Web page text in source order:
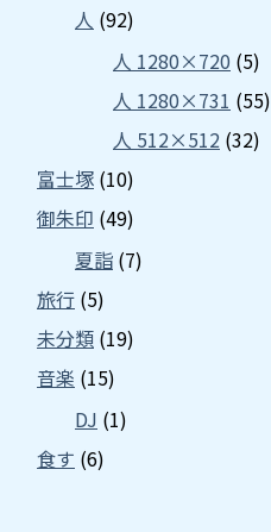
人 (92)
人 1280×720 (5)
人 1280×731 (55)
人 512×512 (32)
富士塚 (10)
御朱印 (49)
夏詣 (7)
旅行 (5)
未分類 (19)
音楽 (15)
DJ (1)
食す (6)